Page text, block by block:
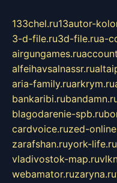
133chel.ru13autor-
3-d-file.ru3d-file.rua-
airgungames.ru
alfeihavsalnassr.ru
aria-family.ruarkrym.ru
bankaribi.ru
blagodarenie-spb.ru
cardvoice.ruzed-
zarafshan.ruyork-life.ru
vladivostok-map.ru
webamator.ruzaryna.ru